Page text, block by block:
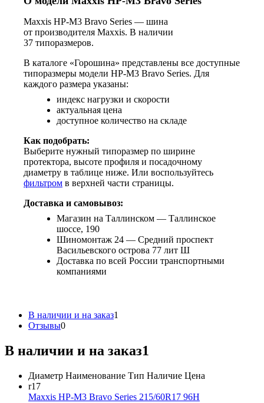
Maxxis HP-M3 Bravo Series — шина
от производителя Maxxis. В наличии
37 типоразмеров.
В каталоге «Горошина» представлены все доступные
типоразмеры модели HP-M3 Bravo Series. Для
каждого размера указаны:
индекс нагрузки и скорости
актуальная цена
доступное количество на складе
Как подобрать:
Выберите нужный типоразмер по ширине
протектора, высоте профиля и посадочному
диаметру в таблице ниже. Или воспользуйтесь
фильтром в верхней части страницы.
Доставка и самовывоз:
Магазин на Таллинском — Таллинское
шоссе, 190
Шиномонтаж 24 — Средний проспект
Васильевского острова 77 лит Ш
Доставка по всей России транспортными
компаниями
В наличии и на заказ1
Отзывы0
В наличии и на заказ1
Диаметр Наименование Тип Наличие Цена
r17
Maxxis HP-M3 Bravo Series 215/60R17 96H